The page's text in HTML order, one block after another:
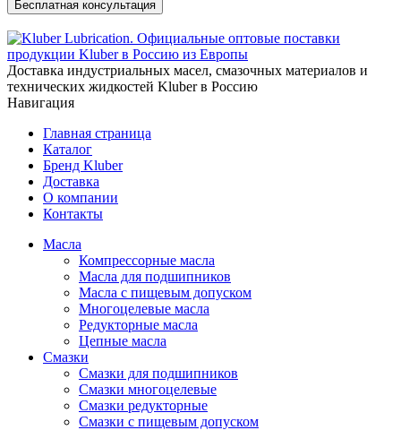
Доставка индустриальных масел, смазочных материалов и
технических жидкостей Kluber в Россию
Навигация
Главная страница
Каталог
Бренд Kluber
Доставка
О компании
Контакты
Масла
Компрессорные масла
Масла для подшипников
Масла с пищевым допуском
Многоцелевые масла
Редукторные масла
Цепные масла
Смазки
Смазки для подшипников
Смазки многоцелевые
Смазки редукторные
Смазки с пищевым допуском